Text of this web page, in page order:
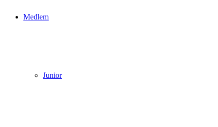
Medlem
Junior